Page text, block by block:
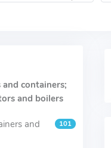
and containers;
and boilers
101
and